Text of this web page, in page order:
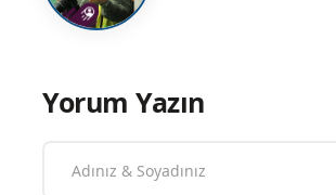
Yorum Yazın